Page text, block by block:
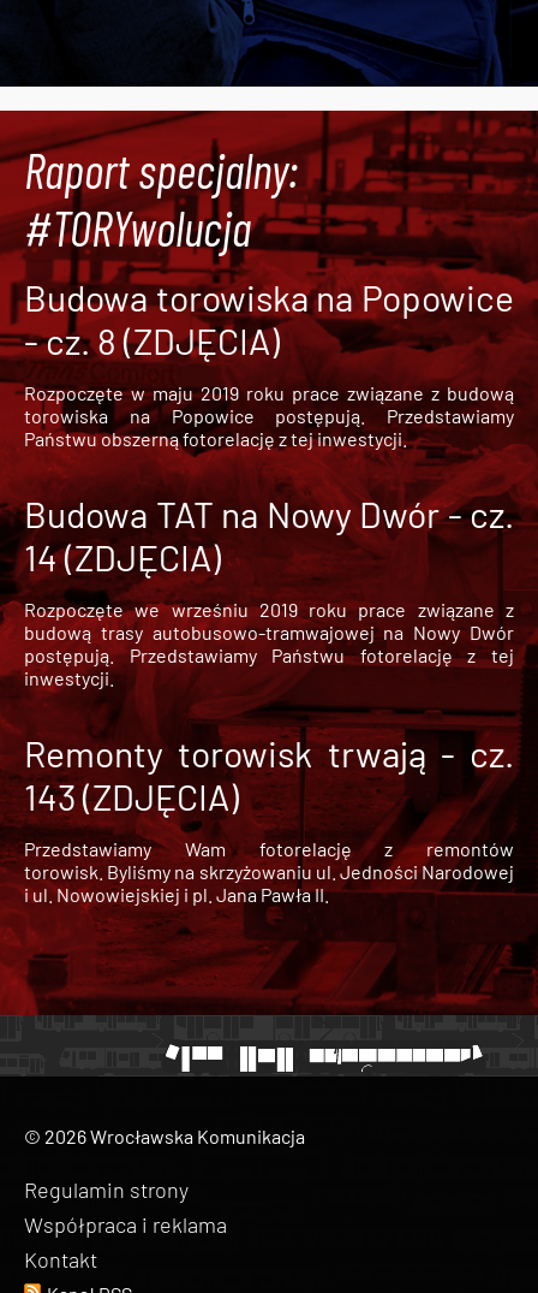
Raport specjalny:
#TORYwolucja
Budowa torowiska na Popowice
- cz. 8 (ZDJĘCIA)
Rozpoczęte w maju 2019 roku prace związane z budową
torowiska na Popowice
postępują. Przedstawiamy
Państwu obszerną fotorelację z tej inwestycji.
Budowa TAT na Nowy Dwór - cz.
14 (ZDJĘCIA)
Rozpoczęte we wrześniu 2019 roku prace związane z
budową trasy autobusowo-tramwajowej na Nowy Dwór
postępują. Przedstawiamy Państwu fotorelację z tej
inwestycji.
Remonty torowisk trwają - cz.
143 (ZDJĘCIA)
Przedstawiamy Wam fotorelację z remontów
torowisk. Byliśmy na skrzyżowaniu ul. Jedności Narodowej
i ul. Nowowiejskiej i pl. Jana Pawła II.
© 2026 Wrocławska Komunikacja
Regulamin strony
Współpraca i reklama
Kontakt